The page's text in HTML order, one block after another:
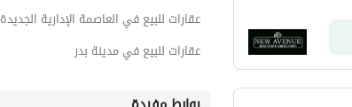
عقارات للبيع في العاصمة الإدارية الجديدة
عقارات للبيع في مدينة بدر